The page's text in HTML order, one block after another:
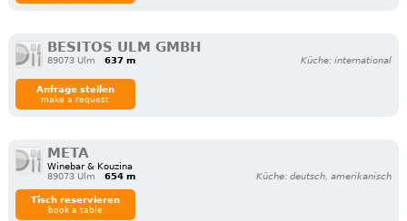
BESITOS ULM GMBH
89073 Ulm 637 m Küche: international
Anfrage stellen
make a request
META
Winebar & Kouzina
89073 Ulm
654 m Küche: deutsch, amerikanisch
Tisch reservieren
book a table